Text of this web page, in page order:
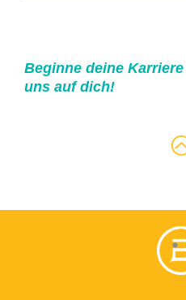
Beginne deine
uns auf dich!